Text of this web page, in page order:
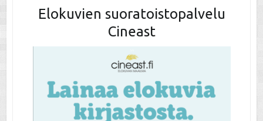
Elokuvien suoratoistopalvelu
Cineast